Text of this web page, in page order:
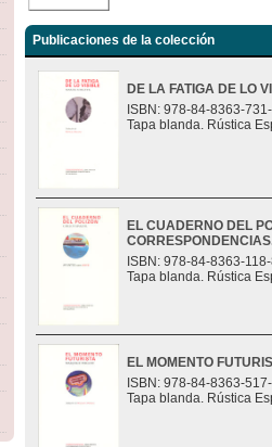
Publicaciones de la colección
DE LA FATIGA DE LO
ISBN: 978-84-8363-
Tapa blanda. Rústica
EL CUADERNO DEL
ISBN: 978-84-8363-
Tapa blanda. Rústica
EL MOMENTO
ISBN: 978-84-8363-
Tapa blanda. Rústica